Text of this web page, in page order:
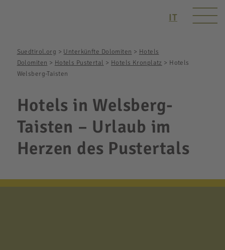
IT
Suedtirol.org > Unterkünfte Dolomiten > Hotels
Dolomiten > Hotels Pustertal > Hotels Kronplatz > Hotels
Welsberg-Taisten
Hotels in Welsberg-
Taisten – Urlaub im
Herzen des Pustertals